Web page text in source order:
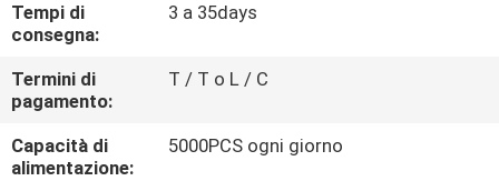
NOTIZIE
MAPPA
DEL
Tempi di
consegna:
3 a 35days
Termini di
pagamento:
T / T o L / C
Capacità di
alimentazione:
5000PCS ogni giorno